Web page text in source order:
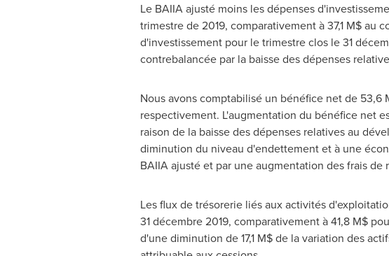
Le BAIIA ajusté moins les dépenses
trimestre de 2019, comparativement à 37,1 M$ au
d'investissement pour le trimestre clos le 31
contrebalancée par la baisse des dépenses
Nous avons comptabilisé un bénéfice net de 53,6
respectivement. L'augmentation du bénéfice net
raison de la baisse des dépenses relatives au
diminution du niveau d'endettement et à une
BAIIA ajusté et par une augmentation des frais de
Les flux de trésorerie liés aux activités
31 décembre 2019, comparativement à 41,8 M$
d'une diminution de 17,1 M$ de la variation des